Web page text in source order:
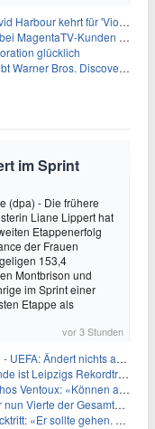
2' zurück – Kristen Bell stößt zur Besetzung
Kunden vage
glücklich
Bros. Discovery-Übernahme
im Sprint
(dpa) - Die frühere
Liane Lippert hat
Etappenerfolg
der Frauen
153,4
Montbrison und
im Sprint einer
Etappe als
vor 3 Stunden
Ändert nichts an Boykott
Leipzigs Rekordtransfer
«Können alles schaffen»
Vierte der Gesamtwertung
«Er sollte gehen. Jetzt»